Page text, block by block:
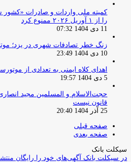
کمیته ملی واردات و صادرات «کشور
را از ۱ آوریل ۲۰۲۶ ممنوع کرد
11 دی 1404 07:32
زنگ خطر تصادفات شهری در یزد؛
10 دی 1404 23:49
اهدای کلاه ایمنی به تعدادی از
5 دی 1404 19:57
حجت‌الاسلام و المسلمین مجید
قانون نیست
25 آذر 1404 20:40
صفحه قبلی
صفحه بعدی
سیکلت بانک
در سیکلت بانک آگهی‌های خود را رایگان